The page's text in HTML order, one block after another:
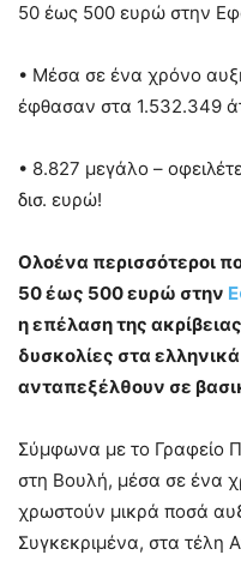
50 έως 500 ευρώ στην
• Μέσα σε ένα χρόνο
έφθασαν στα 1.532.349
• 8.827 μεγάλο –
δισ. ευρώ!
Ολοένα περισσότεροι
50 έως 500 ευρώ στην
η επέλαση της
δυσκολίες στα
ανταπεξέλθουν σε
Σύμφωνα με το Γραφείο
στη Βουλή, μέσα σε ένα
χρωστούν μικρά ποσά
Συγκεκριμένα, στα τέλη